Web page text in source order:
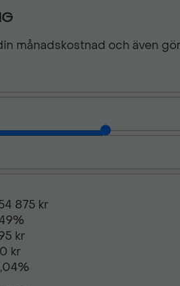
ovan handskfacket
under radio
ratt
månadskostnad och även
875 kr
kr
kr